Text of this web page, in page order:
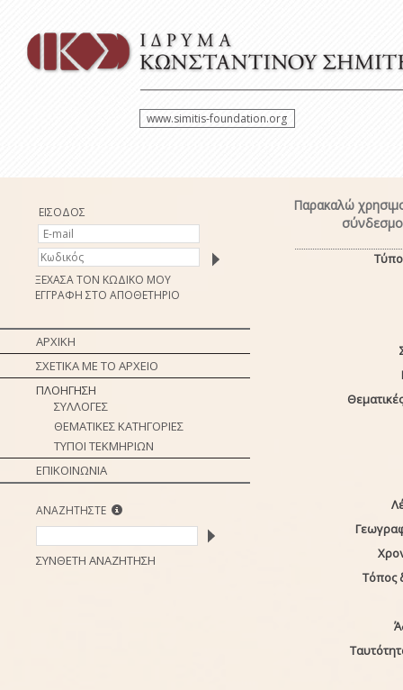
www.simitis-foundation.org
ΕΙΣΟΔΟΣ
ΞΕΧΑΣΑ ΤΟΝ ΚΩΔΙΚΟ ΜΟΥ
ΕΓΓΡΑΦΗ ΣΤΟ ΑΠΟΘΕΤΗΡΙΟ
ΑΡΧΙΚΗ
ΣΧΕΤΙΚΑ ΜΕ ΤΟ ΑΡΧΕΙΟ
ΠΛΟΗΓΗΣΗ
ΣΥΛΛΟΓΕΣ
ΘΕΜΑΤΙΚΕΣ ΚΑΤΗΓΟΡΙΕΣ
ΤΥΠΟΙ ΤΕΚΜΗΡΙΩΝ
ΕΠΙΚΟΙΝΩΝΙΑ
ΑΝΑΖΗΤΗΣΤΕ
ΣΥΝΘΕΤΗ ΑΝΑΖΗΤΗΣΗ
Παρακαλώ
Τόπος